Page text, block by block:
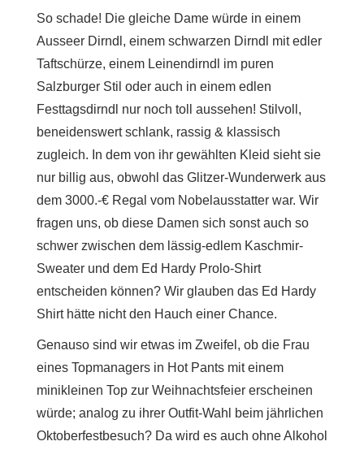
So schade! Die gleiche Dame würde in einem
Ausseer Dirndl, einem schwarzen Dirndl mit edler
Taftschürze, einem Leinendirndl im puren
Salzburger Stil oder auch in einem edlen
Festtagsdirndl nur noch toll aussehen! Stilvoll,
beneidenswert schlank, rassig & klassisch
zugleich. In dem von ihr gewählten Kleid sieht sie
nur billig aus, obwohl das Glitzer-Wunderwerk aus
dem 3000.-€ Regal vom Nobelausstatter war. Wir
fragen uns, ob diese Damen sich sonst auch so
schwer zwischen dem lässig-edlem Kaschmir-
Sweater und dem Ed Hardy Prolo-Shirt
entscheiden können? Wir glauben das Ed Hardy
Shirt hätte nicht den Hauch einer Chance.
Genauso sind wir etwas im Zweifel, ob die Frau
eines Topmanagers in Hot Pants mit einem
minikleinen Top zur Weihnachtsfeier erscheinen
würde; analog zu ihrer Outfit-Wahl beim jährlichen
Oktoberfestbesuch? Da wird es auch ohne Alkohol